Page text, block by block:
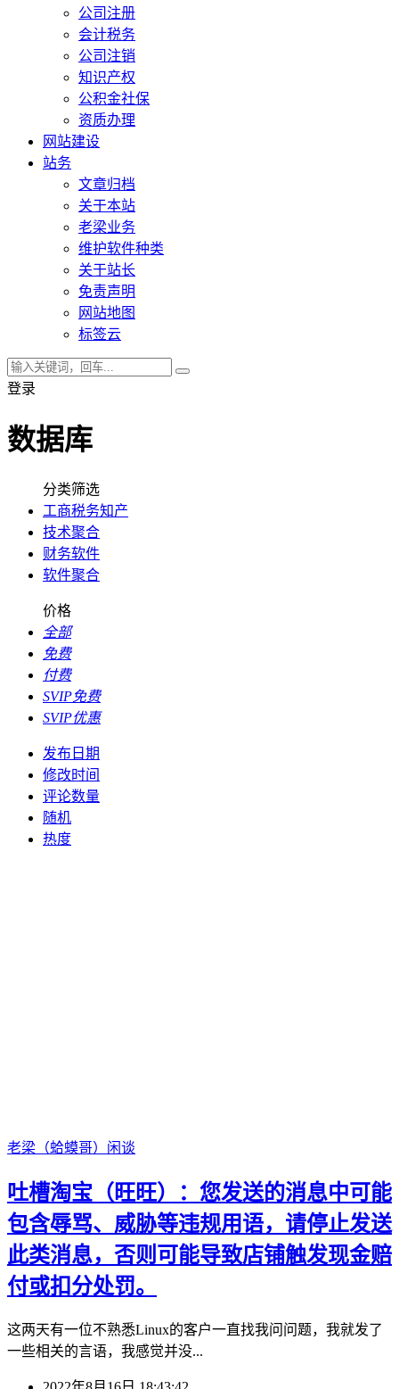
公司注册
会计税务
公司注销
知识产权
公积金社保
资质办理
网站建设
站务
文章归档
关于本站
老梁业务
维护软件种类
关于站长
免责声明
网站地图
标签云
登录
数据库
分类筛选
工商税务知产
技术聚合
财务软件
软件聚合
价格
全部
免费
付费
SVIP免费
SVIP优惠
发布日期
修改时间
评论数量
随机
热度
老梁（蛤蟆哥） 闲谈
吐槽淘宝（旺旺）：您发送的消息中可能
包含辱骂、威胁等违规用语，请停止发送
此类消息，否则可能导致店铺触发现金赔
付或扣分处罚。
这两天有一位不熟悉Linux的客户一直找我问问题，我就发了
一些相关的言语，我感觉并没...